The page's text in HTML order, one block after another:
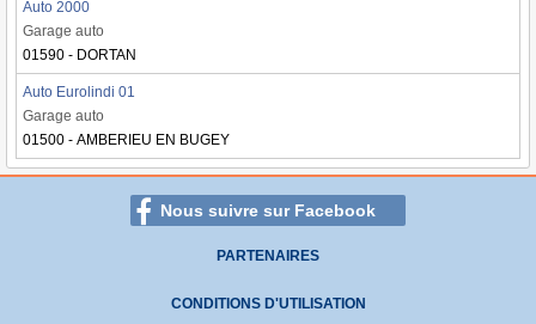
Auto 2000
Garage auto
01590 - DORTAN
Auto Eurolindi 01
Garage auto
01500 - AMBERIEU EN BUGEY
Nous suivre sur Facebook
PARTENAIRES
CONDITIONS D'UTILISATION